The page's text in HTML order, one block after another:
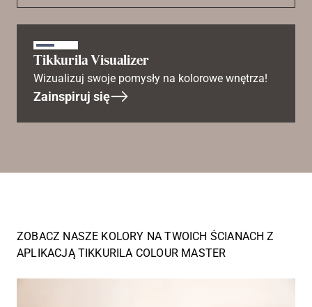
Tikkurila Visualizer
Wizualizuj swoje pomysły na kolorowe wnętrza!
Zainspiruj się
ZOBACZ NASZE KOLORY NA TWOICH ŚCIANACH Z
APLIKACJĄ TIKKURILA COLOUR MASTER